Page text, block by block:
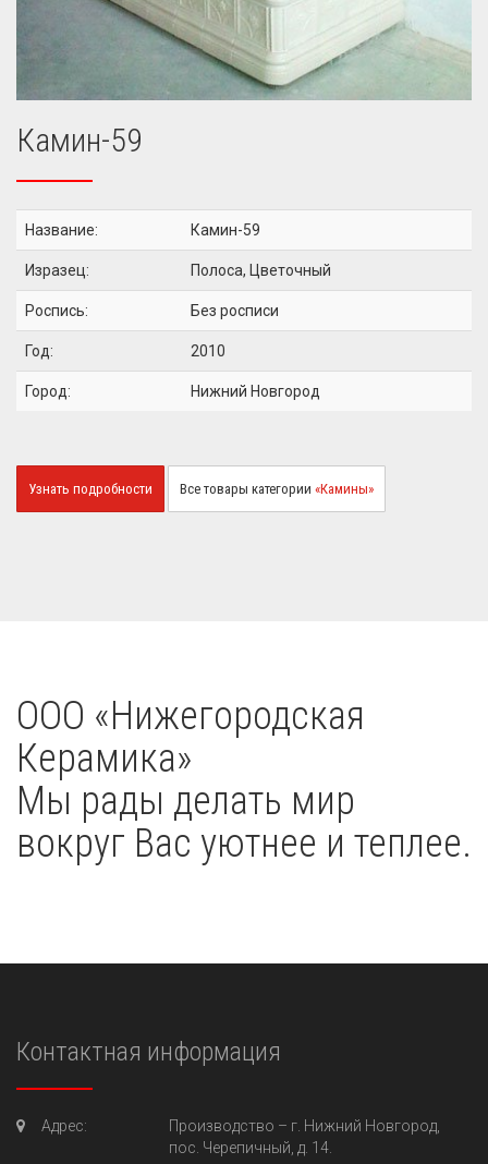
Камин-59
Название: Камин-59
Изразец: Полоса, Цветочный
Роспись: Без росписи
Год: 2010
Город: Нижний Новгород
Узнать подробности Все товары категории «Камины»
OOO «Нижегородская
Керамика»
Мы рады делать мир
вокруг Вас уютнее и теплее.
Контактная информация
Адрес: Производство – г. Нижний Новгород,
пос. Черепичный, д. 14.